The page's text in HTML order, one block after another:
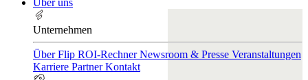
Über uns
Unternehmen
Über Flip ROI-RechnerNewsroom & Presse Veranstaltungen
Karriere PartnerKontakt